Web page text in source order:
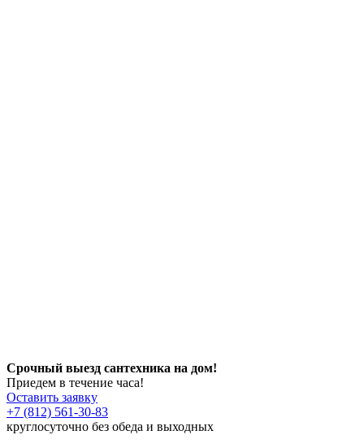
Срочный выезд сантехника на дом!
Приедем в течение часа!
Оставить заявку
+7 (812) 561-30-83
круглосуточно без обеда и выходных